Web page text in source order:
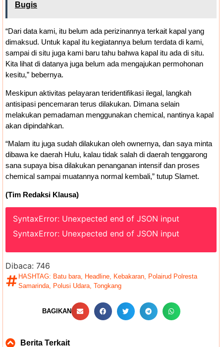
Bugis
“Dari data kami, itu belum ada perizinannya terkait kapal yang
dimaksud. Untuk kapal itu kegiatannya belum terdata di kami,
sampai di situ juga kami baru tahu bahwa kapal itu ada di situ.
Kita lihat di datanya juga belum ada mengajukan permohonan
kesitu,” bebernya.
Meskipun aktivitas pelayaran teridentifikasi ilegal, langkah
antisipasi pencemaran terus dilakukan. Dimana selain
melakukan pemadaman menggunakan chemical, nantinya kapal
akan dipindahkan.
“Malam itu juga sudah dilakukan oleh ownernya, dan saya minta
dibawa ke daerah Hulu, kalau tidak salah di daerah tenggarong
sana supaya bisa dilakukan penanganan intensif dan proses
chemical sampai muatannya normal kembali,” tutup Slamet.
(Tim Redaksi Klausa)
SyntaxError: Unexpected end of JSON input
SyntaxError: Unexpected end of JSON input
Dibaca: 746
HASHTAG: Batu bara Headline Kebakaran
Polairud Polresta
Samarinda
Polusi Udara Tongkang
BAGIKAN
Berita Terkait